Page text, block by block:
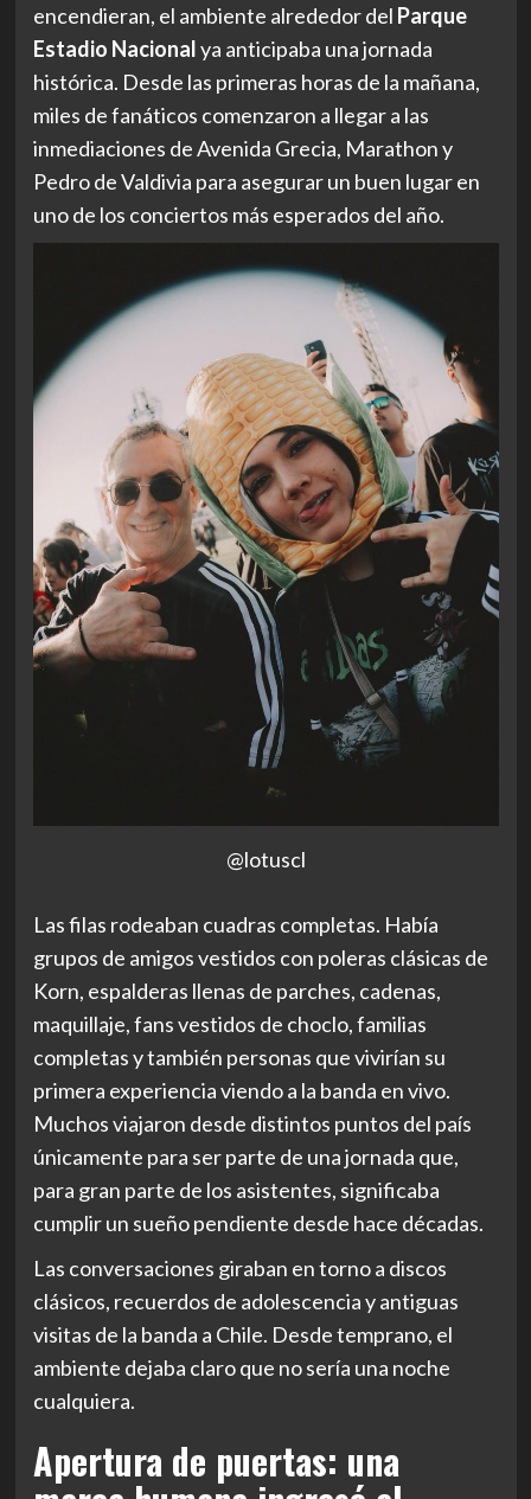
encendieran, el ambiente alrededor del Parque
Estadio Nacionalya anticipaba una jornada
histórica. Desde las primeras horas de la mañana,
miles de fanáticos comenzaron a llegar a las
inmediaciones de Avenida Grecia, Marathon y
Pedro de Valdivia para asegurar un buen lugar en
uno de los conciertos más esperados del año.
@lotuscl
Las filas rodeaban cuadras completas. Había
grupos de amigos vestidos con poleras clásicas de
Korn, espalderas llenas de parches, cadenas,
maquillaje, fans vestidos de choclo, familias
completas y también personas que vivirían su
primera experiencia viendo a la banda en vivo.
Muchos viajaron desde distintos puntos del país
únicamente para ser parte de una jornada que,
para gran parte de los asistentes, significaba
cumplir un sueño pendiente desde hace décadas.
Las conversaciones giraban en torno a discos
clásicos, recuerdos de adolescencia y antiguas
visitas de la banda a Chile. Desde temprano, el
ambiente dejaba claro que no sería una noche
cualquiera.
Apertura de puertas: una